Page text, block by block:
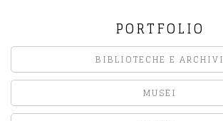
PORTFOLIO
BIBLIOTECHE E ARCHIVI
MUSEI